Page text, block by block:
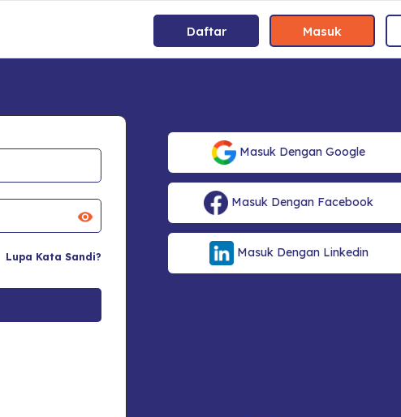
Daftar Masuk
Lupa Kata Sandi?
Masuk Dengan Google
Masuk Dengan Facebook
Masuk Dengan Linkedin